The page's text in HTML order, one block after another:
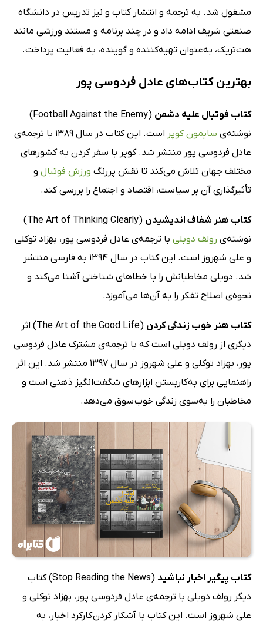
مشغول شد. به ترجمه و انتشار کتاب و نیز تدریس در دانشگاه
صنعتی شریف ادامه داد و در چند برنامه‌ و مستند ورزشی مانند
هت‌تریک، به‌عنوان تهیه‌کننده و گوینده، به فعالیت پرداخت.
بهترین کتاب‌های عادل فردوسی پور
کتاب فوتبال علیه دشمن
(Football Against the Enemy)
نوشته‌ی سایمون کوپر
است. این کتاب در سال 1389 با ترجمه‌ی
عادل فردوسی‌ پور منتشر شد. کوپر با سفر کردن به کشورهای
مختلف جهان تلاش می‌کند تا نقش پررنگ ورزش فوتبال و
تأثیرگذاری آن بر سیاست، اقتصاد و اجتماع را بررسی کند.
کتاب هنر شفاف اندیشیدن
(The Art of Thinking Clearly)
نوشته‌ی رولف دوبلی با ترجمه‌ی عادل فردوسی پور، بهزاد توکلی
و علی شهروز است. این کتاب در سال 1394 به فارسی منتشر
شد. دوبلی مخاطبانش را با خطاهای شناختی آشنا می‌کند و
نحوه‌ی اصلاح تفکر را به آن‌ها می‌آموزد.
کتاب هنر خوب زندگی کردن
(The Art of the Good Life) اثر
دیگری از رولف دوبلی است که با ترجمه‌ی مشترک عادل فردوسی
پور، بهزاد توکلی و علی شهروز در سال 1397 منتشر شد. این اثر
راهنمایی برای به‌کاربستن ابزارهای شگفت‌انگیز ذهنی است و
مخاطبان را به‌سوی زندگی خوب سوق می‌دهد.
کتاب پیگیر اخبار نباشید
(Stop Reading the News) کتاب
دیگر رولف دوبلی با ترجمه‌ی عادل فردوسی پور، بهزاد توکلی و
علی شهروز است. این کتاب با آشکار کردن کارکرد اخبار، به